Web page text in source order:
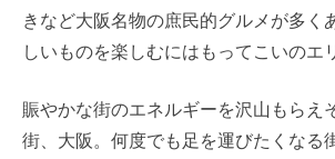
きなど大阪名物の庶民的グルメが多く
しいものを楽しむにはもってこいのエ
賑やかな街のエネルギーを沢山もらえ
街、大阪。何度でも足を運びたくなる